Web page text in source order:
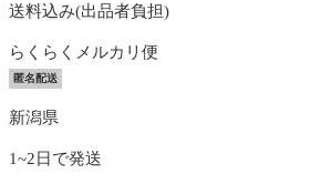
送料込み(出品者負担)
らくらくメルカリ便
匿名配送
新潟県
1~2日で発送